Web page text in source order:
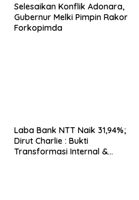
Selesaikan Konflik Adonara,
Gubernur Melki Pimpin Rakor
Forkopimda
Laba Bank NTT Naik 31,94%;
Dirut Charlie : Bukti
Transformasi Internal &